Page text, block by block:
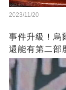
2023/11/20
事件升級！烏
還能有第二部